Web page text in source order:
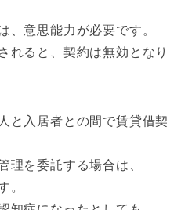
、意思能力が必要です。
れると、契約は無効となり
と入居者との間で賃貸借契
理を委託する場合は、
。